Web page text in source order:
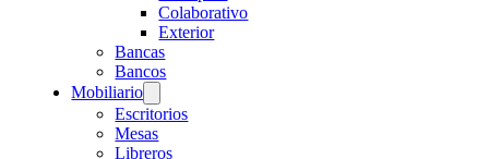
Colaborativo
Exterior
Bancas
Bancos
Mobiliario
Escritorios
Mesas
Libreros